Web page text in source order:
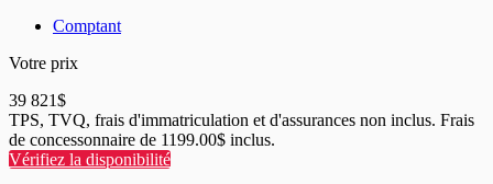
Comptant
Votre prix
39 821$
TPS, TVQ, frais d'immatriculation et d'assurances non inclus. Frais
de concessonnaire de 1199.00$ inclus.
Vérifiez la disponibilité